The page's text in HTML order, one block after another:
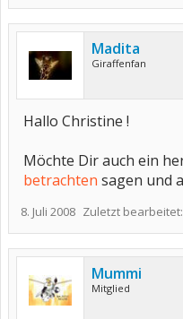
Madita
Giraffenfan
Hallo Christine !
Möchte Dir auch ein
betrachten sagen und
8. Juli 2008 Zuletzt bearbeitet:
Mummi
Mitglied